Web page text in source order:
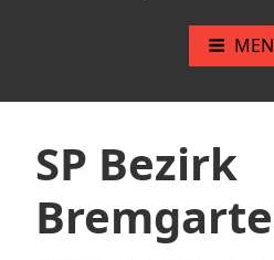
SP Bezirk